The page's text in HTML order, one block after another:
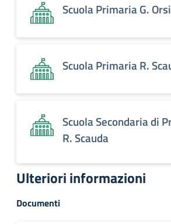
Scuola Primaria G. Orsi
Scuola Primaria R.
Scuola Secondaria di
R. Scauda
Ulteriori informazioni
Documenti